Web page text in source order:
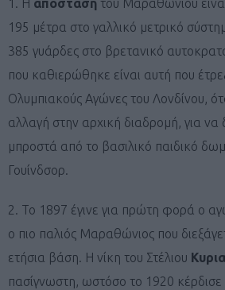
1. Η απόσταση του Μαραθωνίου
195 μέτρα στο γαλλικό μετρικό
385 γυάρδες στο βρετανικό
που καθιερώθηκε είναι αυτή που
Ολυμπιακούς Αγώνες του Λονδίνου,
αλλαγή στην αρχική διαδρομή, για να
μπροστά από το βασιλικό παιδικό
Γουίνδσορ.
2. Το 1897 έγινε για πρώτη φορά ο
ο πιο παλιός Μαραθώνιος που
ετήσια βάση. Η νίκη του Στέλιου
πασίγνωστη, ωστόσο το 1920